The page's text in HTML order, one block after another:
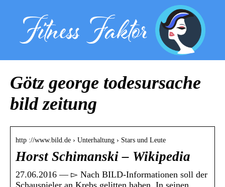
Götz george todesursache
bild zeitung
http ://www.bild.de › Unterhaltung › Stars und Leute
Horst Schimanski – Wikipedia
27.06.2016 — ▻ Nach BILD-Informationen soll der